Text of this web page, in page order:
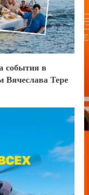
события в
Вячеслава Тере